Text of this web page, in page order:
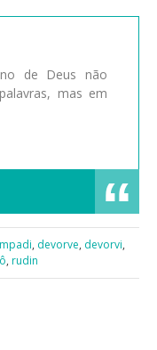
de Deus não
mas em
, devorve, devorvi,
, rudin